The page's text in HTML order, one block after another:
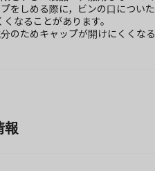
プをしめる際に，ビンの口につ
くなることがあります。
分のためキャップが開けにくく
報